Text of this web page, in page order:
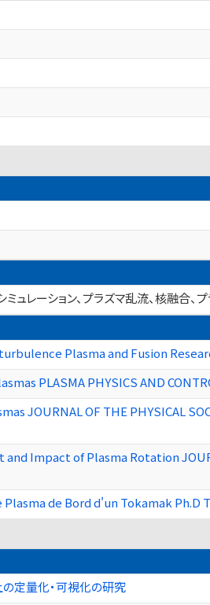
レーション、プラズマ乱流、核融合、
Plasma and Fusion
PLASMA PHYSICS AND
OF THE PHYSICAL
Impact of Plasma Rotation
de Bord d'un Tokamak Ph.D
定量化・可視化の研究